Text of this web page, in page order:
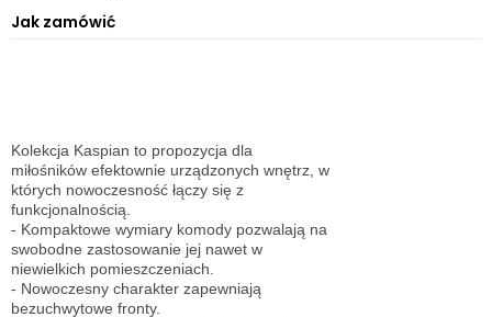
Jak zamówić
Kolekcja Kaspian to propozycja dla
miłośników efektownie urządzonych wnętrz, w
których nowoczesność łączy się z
funkcjonalnością.
- Kompaktowe wymiary komody pozwalają na
swobodne zastosowanie jej nawet w
niewielkich pomieszczeniach.
- Nowoczesny charakter zapewniają
bezuchwytowe fronty.